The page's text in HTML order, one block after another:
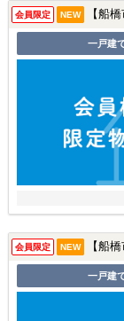
会員限定 NEW 【船
一戸建
会員限定 NEW 【船
一戸建